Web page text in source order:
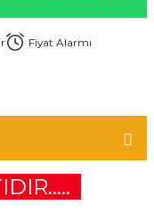
Fiyat Alarmı